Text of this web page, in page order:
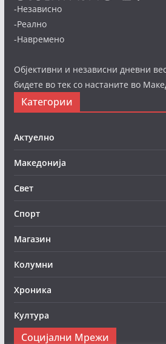
-Независно
-Реално
-Навремено
Објективни и независни дневни
бидете во тек со настаните во
Категории
Актуелно
Македонија
Свет
Спорт
Магазин
Колумни
Хроника
Култура
Социјални Мрежи